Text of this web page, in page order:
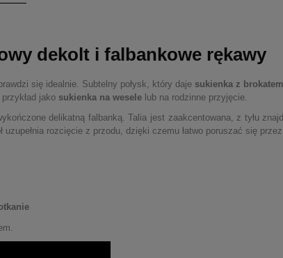
dekolt i falbankowe rękawy
się idealnie. Subtelny połysk, który daje sukienka z brokatem
jako sukienka na wesele lub na rodzinne przyjęcie.
delikatną falbanką. Talia jest zaakcentowana, z tyłu
rozcięcie z przodu, dzięki czemu łatwo poruszać się